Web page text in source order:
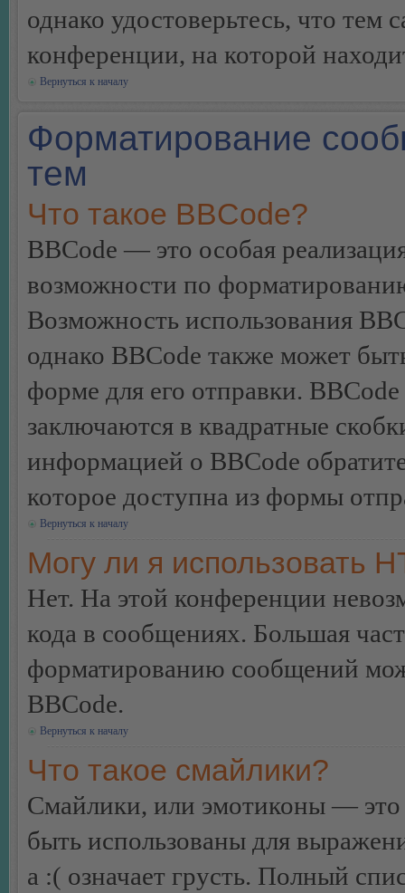
однако удостоверьтесь, что
конференции, на которой
Вернуться к началу
Форматирование
тем
Что такое BBCode?
BBCode — это особая
возможности по
Возможность использования
однако BBCode также может
форме для его отправки.
заключаются в квадратные
информацией о BBCode
которое доступна из формы
Вернуться к началу
Могу ли я использовать
Нет. На этой конференции
кода в сообщениях. Большая
форматированию сообщений
BBCode.
Вернуться к началу
Что такое смайлики?
Смайлики, или эмотиконы — это
быть использованы для
а :( означает грусть. Полный